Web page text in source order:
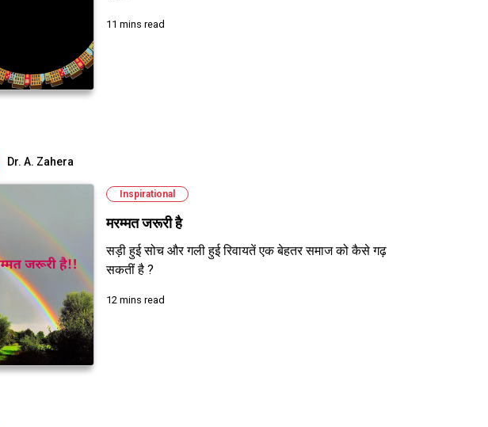
11 mins read
Dr. A. Zahera
Inspirational
मरम्मत जरूरी है
सड़ी हुई सोच और गली हुई रिवायतें एक बेहतर समाज को कैसे गढ़
सकतीं है ?
12 mins read